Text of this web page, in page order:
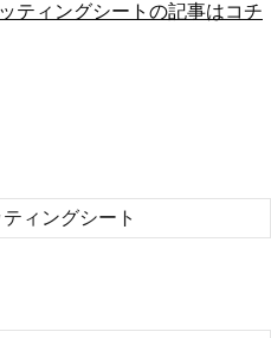
ティングシートの記事はコチ